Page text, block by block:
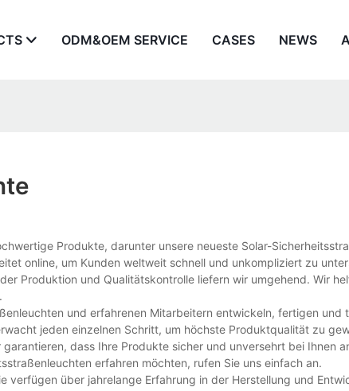
ODM&OEM SERVICE CASES NEWS
Produkte, darunter unsere neueste Solar-
online, um Kunden weltweit schnell und unkompliziert zu
Produktion und Qualitätskontrolle liefern wir umgehend. Wir
und erfahrenen Mitarbeitern entwickeln, fertigen und
jeden einzelnen Schritt, um höchste Produktqualität zu
dass Ihre Produkte sicher und unversehrt bei Ihnen
erfahren möchten, rufen Sie uns einfach an.
verfügen über jahrelange Erfahrung in der Herstellung und